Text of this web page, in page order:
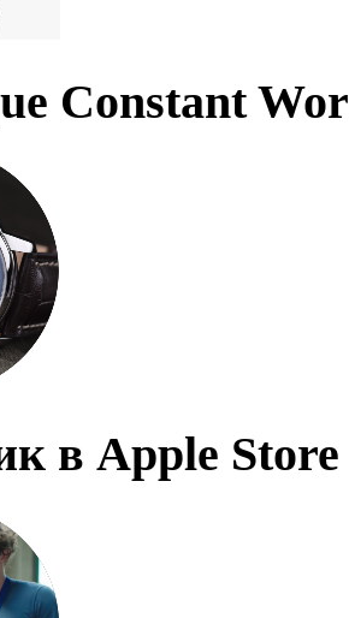
Constant
в Apple Store